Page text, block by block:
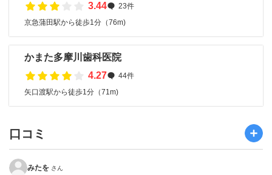
3.44
23件
京急蒲田駅から徒歩1分（76m)
かまた多摩川歯科医院
4.27
44件
矢口渡駅から徒歩1分（71m)
口コミ
みたを さん